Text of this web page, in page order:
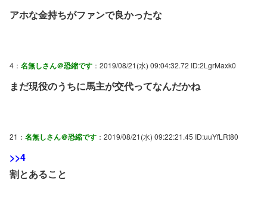
アホな金持ちがファンで良かったな
4： 名無しさん＠恐縮です ：2019/08/21(水) 09:04:32.72 ID:2LgrMaxk0
まだ現役のうちに馬主が交代ってなんだかね
21： 名無しさん＠恐縮です ：2019/08/21(水) 09:22:21.45 ID:uuYfLRt80
>>4
割とあること